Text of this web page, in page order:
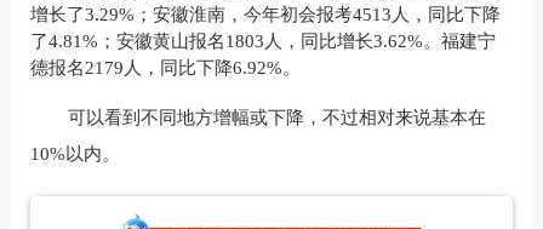
增长了3.29%；安徽淮南，今年初会报考4513人，同比下降
了4.81%；安徽黄山报名1803人，同比增长3.62%。福建宁
德报名2179人，同比下降6.92%。
可以看到不同地方增幅或下降，不过相对来说基本在
10%以内。